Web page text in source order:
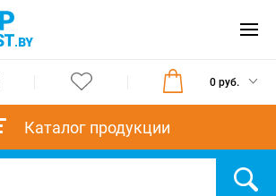
0 руб.
Каталог продукции